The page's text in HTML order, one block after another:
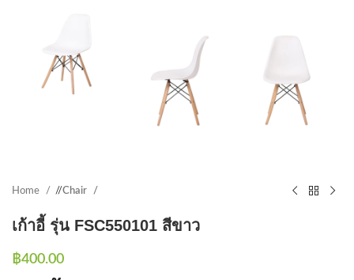
Home / Chair
เก้าอี้ รุ่น FSC550101 สีขาว
฿400.00